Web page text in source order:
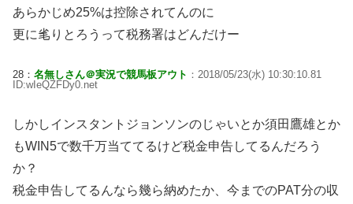
あらかじめ25%は控除されてんのに
更に毟りとろうって税務署はどんだけー
28： 名無しさん＠実況で競馬板アウト ：2018/05/23(水) 10:30:10.81
ID:wIeQZFDy0.net
しかしインスタントジョンソンのじゃいとか須田鷹雄とか
もWIN5で数千万当ててるけど税金申告してるんだろう
か？
税金申告してるんなら幾ら納めたか、今までのPAT分の収